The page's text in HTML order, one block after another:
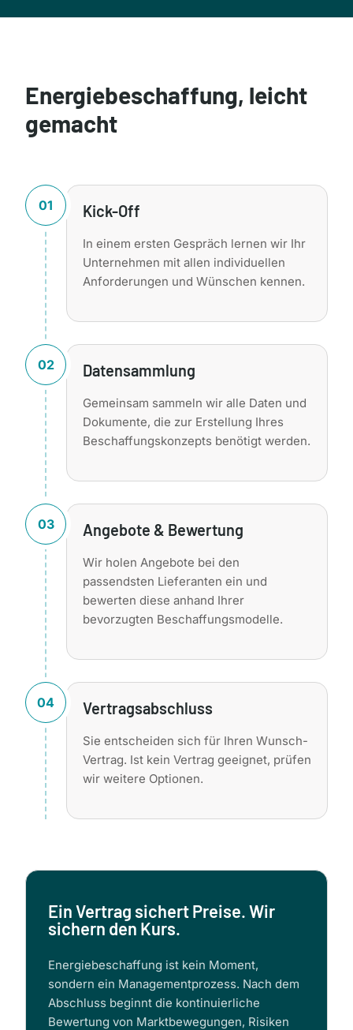
Energiebeschaffung, leicht
gemacht
01 Kick-Off
In einem ersten Gespräch lernen wir Ihr
Unternehmen mit allen individuellen
Anforderungen und Wünschen kennen.
02 Datensammlung
Gemeinsam sammeln wir alle Daten und
Dokumente, die zur Erstellung Ihres
Beschaffungskonzepts benötigt werden.
03 Angebote & Bewertung
Wir holen Angebote bei den
passendsten Lieferanten ein und
bewerten diese anhand Ihrer
bevorzugten Beschaffungsmodelle.
04 Vertragsabschluss
Sie entscheiden sich für Ihren Wunsch-
Vertrag. Ist kein Vertrag geeignet, prüfen
wir weitere Optionen.
Ein Vertrag sichert Preise. Wir
sichern den Kurs.
Energiebeschaffung ist kein Moment,
sondern ein Managementprozess. Nach dem
Abschluss beginnt die kontinuierliche
Bewertung von Marktbewegungen, Risiken